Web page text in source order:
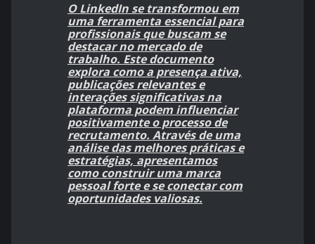
O LinkedIn se transformou em
uma ferramenta essencial para
profissionais que buscam se
destacar no mercado de
trabalho. Este documento
explora como a presença ativa,
publicações relevantes e
interações significativas na
plataforma podem influenciar
positivamente o processo de
recrutamento. Através de uma
análise das melhores práticas e
estratégias, apresentamos
como construir uma marca
pessoal forte e se conectar com
oportunidades valiosas.